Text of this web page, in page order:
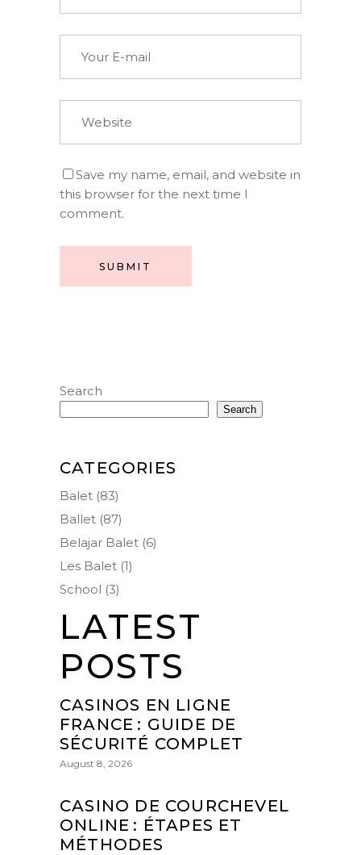
Save my name, email, and website in
this browser for the next time I
comment.
SUBMIT
Search
Search
CATEGORIES
Balet (83)
Ballet (87)
Belajar Balet (6)
Les Balet (1)
School (3)
LATEST
POSTS
CASINOS EN LIGNE
FRANCE : GUIDE DE
SÉCURITÉ COMPLET
August 8, 2026
CASINO DE COURCHEVEL
ONLINE : ÉTAPES ET
MÉTHODES